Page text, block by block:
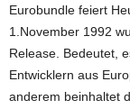
Eurobundle feiert
1.November 1992
Release. Bedeutet,
Entwicklern aus
anderem beinhaltet